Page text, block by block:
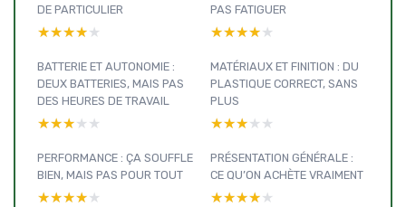
DE PARTICULIER
★★★★★
★★★★★
PAS FATIGUER
★★★★★
★★★★★
BATTERIE ET AUTONOMIE :
DEUX BATTERIES, MAIS PAS
DES HEURES DE TRAVAIL
★★★★★
★★★★★
MATÉRIAUX ET FINITION : DU
PLASTIQUE CORRECT, SANS
PLUS
★★★★★
★★★★★
PERFORMANCE : ÇA SOUFFLE
BIEN, MAIS PAS POUR TOUT
★★★★★
★★★★★
PRÉSENTATION GÉNÉRALE :
CE QU’ON ACHÈTE VRAIMENT
★★★★★
★★★★★